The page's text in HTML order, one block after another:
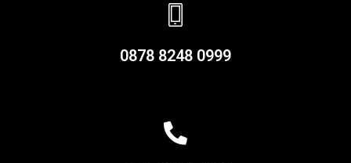
0878 8248 0999